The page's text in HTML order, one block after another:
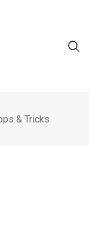
& Tricks